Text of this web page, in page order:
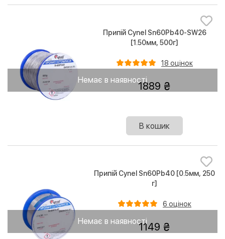
Немає в наявності
Припій Cynel Sn60Pb40-SW26
[1.50мм, 500г]
18 оцінок
1889
В кошик
Немає в наявності
Припій Cynel Sn60Pb40 [0.5мм, 250
г]
6 оцінок
1149